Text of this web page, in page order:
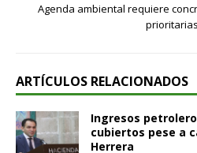
Agenda ambiental requiere
ARTÍCULOS RELACIONADOS
Ingresos
cubiertos pese a
Herrera